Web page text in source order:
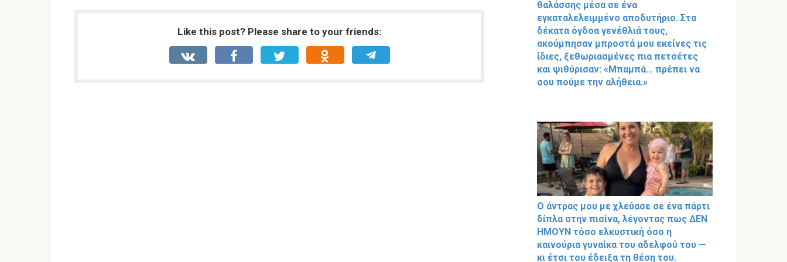
Like this post? Please share to your friends:
θαλάσσης μέσα σε ένα
εγκαταλελειμμένο αποδυτήριο. Στα
δέκατα όγδοα γενέθλιά τους,
ακούμπησαν μπροστά μου εκείνες τις
ίδιες, ξεθωριασμένες πια πετσέτες
και ψιθύρισαν: «Μπαμπά… πρέπει να
σου πούμε την αλήθεια.»
Ο άντρας μου με χλεύασε σε ένα πάρτι
δίπλα στην πισίνα, λέγοντας πως ΔΕΝ
ΗΜΟΥΝ τόσο ελκυστική όσο η
καινούρια γυναίκα του αδελφού του —
κι έτσι του έδειξα τη θέση του.